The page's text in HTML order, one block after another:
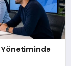
Yönetiminde